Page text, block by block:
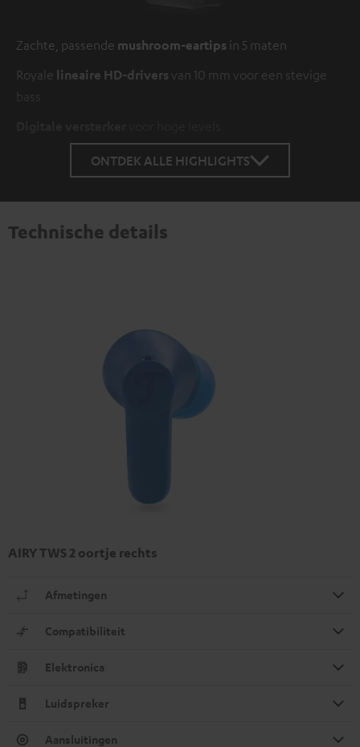
Zachte, passende mushroom-eartips in 5 maten
Royale lineaire HD-drivers van 10 mm voor een stevige
bass
ONTDEK ALLE HIGHLIGHTS
Technische details
AIRY TWS 2 oortje rechts
Afmetingen
Compatibiliteit
Elektronica
Luidspreker
Aansluitingen